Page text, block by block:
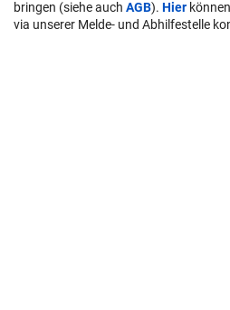
bringen (siehe auch AGB). Hier
via unserer Melde- und Abhilfestelle